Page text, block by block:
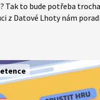
Tak to bude potřeba trocha
z Datové Lhoty nám
hra!